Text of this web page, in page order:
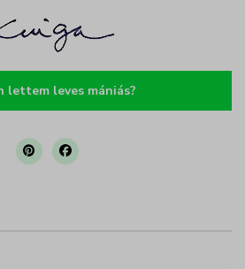
lettem leves mániás?